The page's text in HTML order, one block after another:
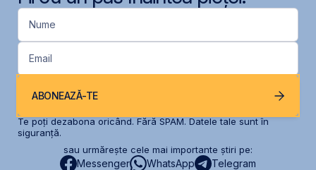
Nume
Email
ABONEAZĂ-TE
Te poți dezabona oricând. Fără SPAM. Datele tale sunt în
siguranță.
sau urmărește cele mai importante știri pe:
Messenger WhatsApp Telegram